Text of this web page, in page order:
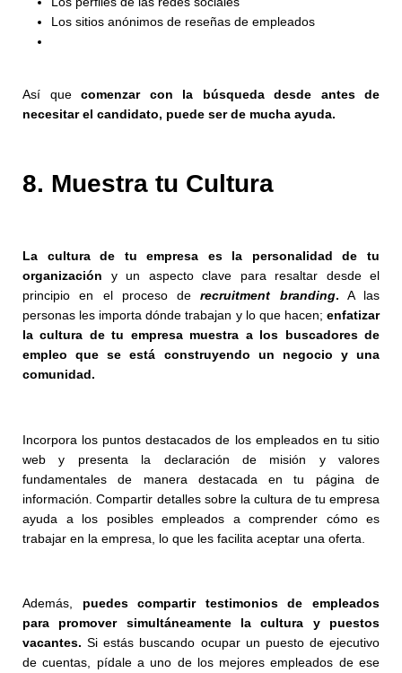
Los sitios anónimos de reseñas de empleados
Así que comenzar con la búsqueda desde antes de
necesitar el candidato, puede ser de mucha ayuda.
8. Muestra tu Cultura
La cultura de tu empresa es la personalidad de tu
organización y un aspecto clave para resaltar desde el
principio en el proceso de
recruitment branding. A las
personas les importa dónde trabajan y lo que hacen; enfatizar
la cultura detu empresa muestra a los buscadores de
empleo que se está construyendo un negocio y una
comunidad.
Incorpora los puntos destacados de los empleados en tu sitio
web y presenta la declaración de misión y valores
fundamentales de manera destacada en tu página de
información. Compartir detalles sobre la cultura de tu empresa
ayuda a los posibles empleados a comprender cómo es
trabajar en la empresa, lo que les facilita aceptar una oferta.
Además, puedes compartir testimonios de empleados
para promover simultáneamente la cultura y puestos
vacantes. Si estás buscando ocupar un puesto de ejecutivo
de cuentas, pídale a uno de los mejores empleados de ese